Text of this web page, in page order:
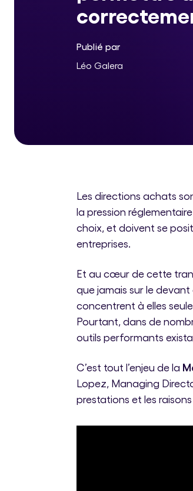
Publié par
Léo Galera
Les directions achats
la pression
choix, et doivent se
entreprises.
Et au cœur de cette
que jamais sur le
concentrent à elles
Pourtant, dans de
outils performants
C’est tout l’enjeu de la
Lopez, Managing
prestations et les